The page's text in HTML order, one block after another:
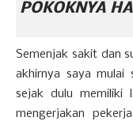
POKOKNYA
Semenjak sakit dan
akhirnya saya mulai
sejak dulu memiliki
mengerjakan